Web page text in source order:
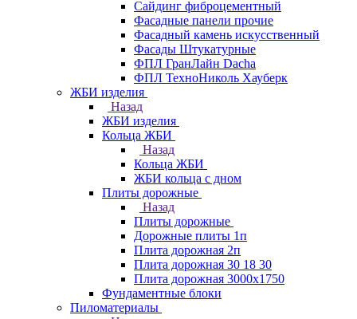
Сайдинг фиброцементный
Фасадные панели прочие
Фасадный камень искусственный
Фасады Штукатурные
ФПЛ ГранЛайн Dacha
ФПЛ ТехноНиколь Хауберк
ЖБИ изделия
Назад
ЖБИ изделия
Кольца ЖБИ
Назад
Кольца ЖБИ
ЖБИ кольца с дном
Плиты дорожные
Назад
Плиты дорожные
Дорожные плиты 1п
Плита дорожная 2п
Плита дорожная 30 18 30
Плита дорожная 3000х1750
Фундаментные блоки
Пиломатериалы